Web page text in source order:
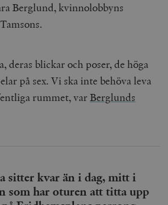
Berglund, kvinnolobbyns
deras blickar och poser, de höga
på sex. Vi ska inte behöva leva
rummet, varBerglunds
sitter kvar än i dag, mitt i
som har oturen att titta upp